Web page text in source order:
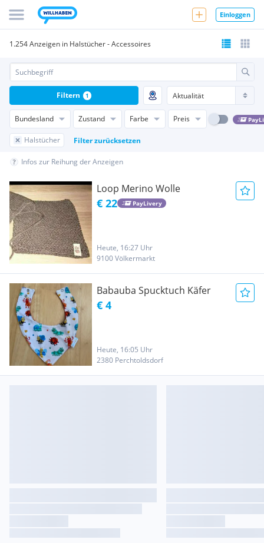
Einloggen
1.254 Anzeigen in Halstücher - Accessoires
Bundesland Zustand Farbe Preis
Halstücher Filter zurücksetzen
Filtern 1
Infos zur Reihung der Anzeigen
Loop Merino Wolle
€ 22 PayLivery
Heute, 16:27 Uhr
9100 Völkermarkt
Babauba Spucktuch Käfer
€ 4
Heute, 16:05 Uhr
2380 Perchtoldsdorf